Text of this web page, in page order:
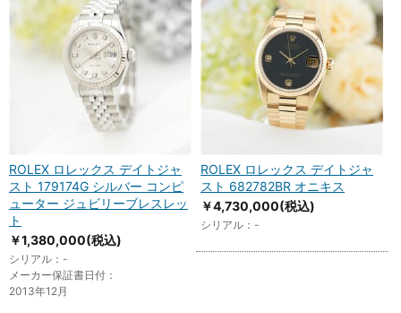
ROLEX ロレックス デイトジャ
スト 179174G シルバー コンピ
ューター ジュビリーブレスレッ
ト
￥1,380,000(税込)
シリアル：-
メーカー保証書日付：
2013年12月
ROLEX ロレックス デイトジャ
スト 682782BR オニキス
￥4,730,000(税込)
シリアル：-